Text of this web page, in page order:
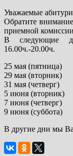
Уважаемые
Обратите
приемной
В следующие
16.00ч.-20.00ч.
25 мая (пятница)
29 мая (вторник)
31 мая (четверг)
5 июня (вторник)
7 июня (четверг)
9 июня (суббота)
В другие дни мы